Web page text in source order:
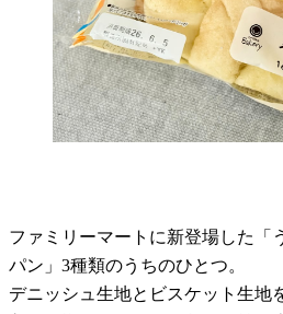
ファミリーマートに新登場した「
パン」3種類のうちのひとつ。
デニッシュ生地とビスケット生地